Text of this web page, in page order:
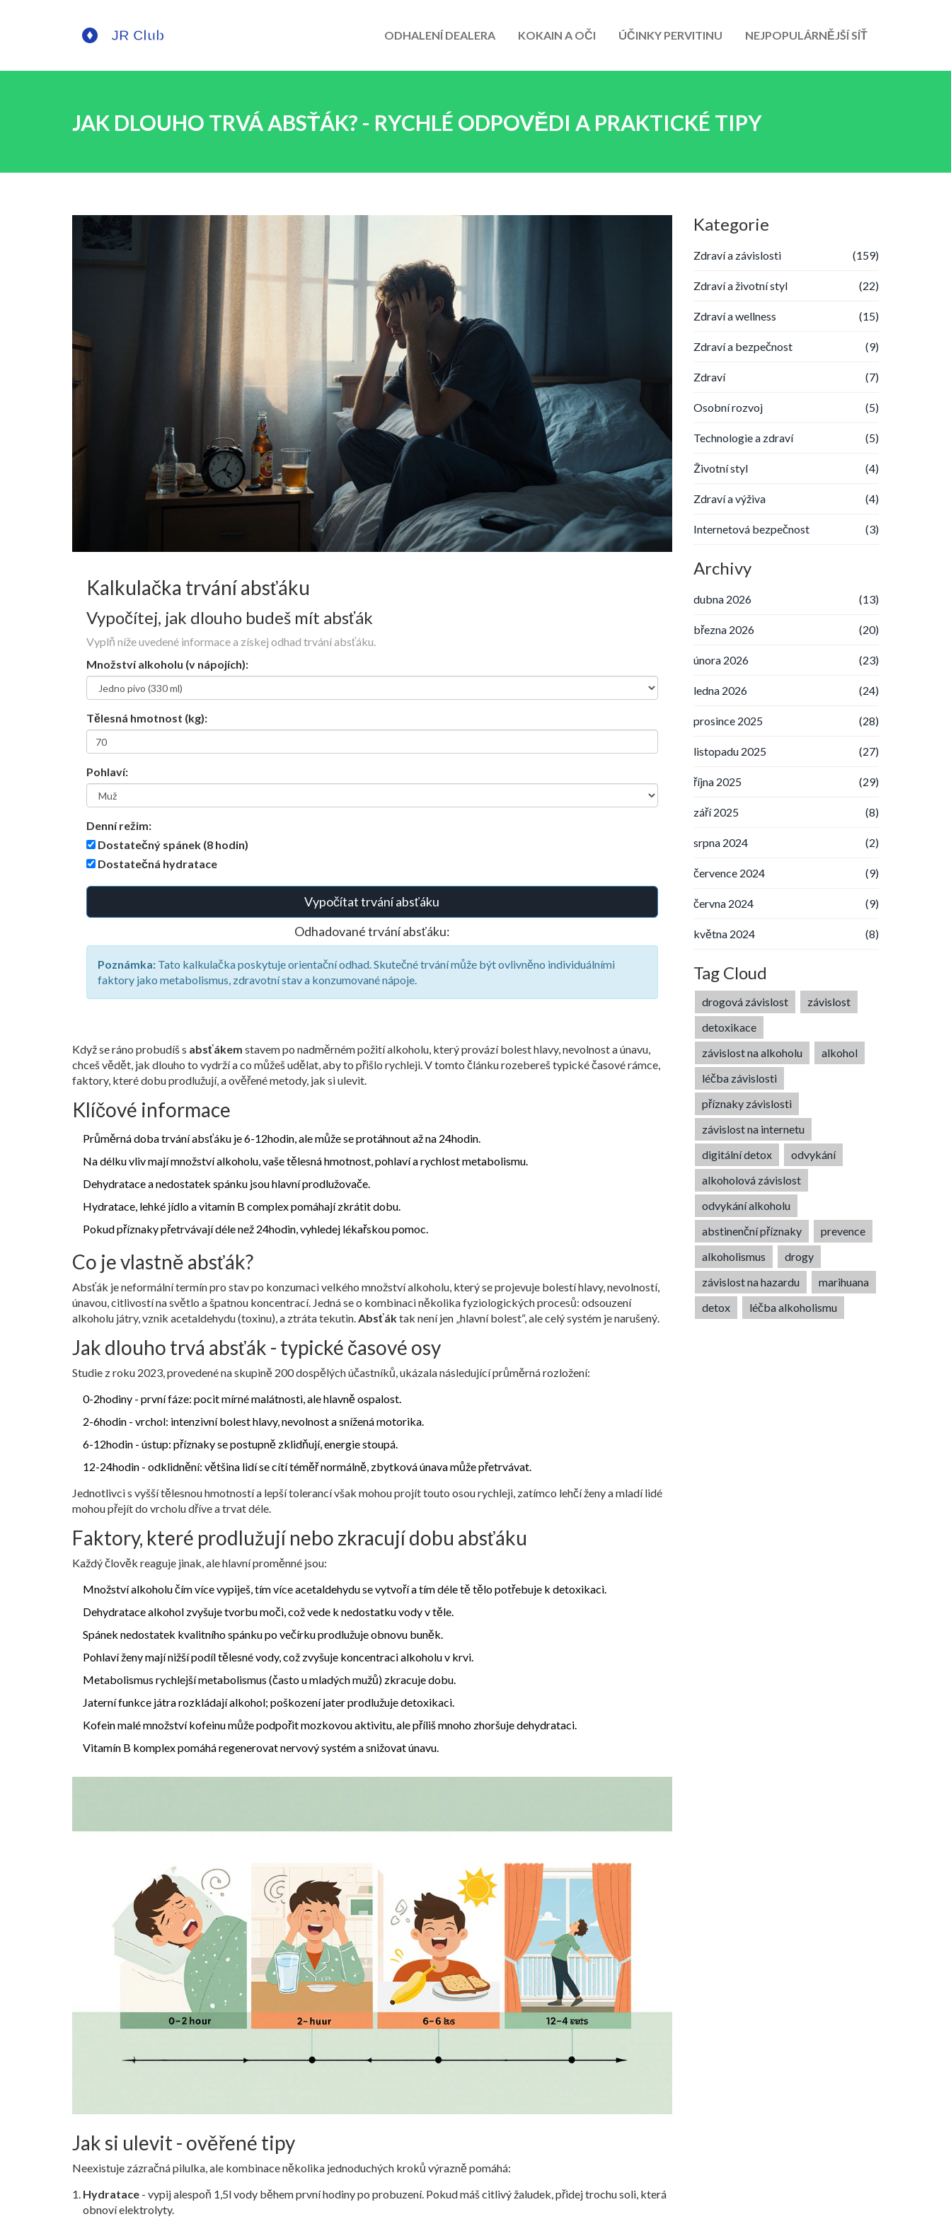
ODHALENÍ DEALERA KOKAIN A OČI ÚČINKY PERVITINU NEJPOPULÁRNĚJŠÍ SÍŤ
JAK DLOUHO TRVÁ ABSŤÁK? - RYCHLÉ ODPOVĚDI A PRAKTICKÉ TIPY
Kalkulačka trvání absťáku
Vypočítej, jak dlouho budeš mít absťák
Vyplň níže uvedené informace a získej odhad trvání absťáku.
Množství alkoholu (v nápojích):
Tělesná hmotnost (kg):
Pohlaví:
Denní režim:
Dostatečný spánek (8 hodin)
Dostatečná hydratace
Vypočítat trvání absťáku
Odhadované trvání absťáku:
Poznámka: Tato kalkulačka poskytuje orientační odhad. Skutečné trvání může být ovlivněno individuálními
faktory jako metabolismus, zdravotní stav a konzumované nápoje.
Když se ráno probudíš s absťákem stavem po nadměrném požití alkoholu, který provází bolest hlavy, nevolnost a únavu,
chceš vědět, jak dlouho to vydrží a co můžeš udělat, aby to přišlo rychleji. V tomto článku rozebereš typické časové rámce,
faktory, které dobu prodlužují, a ověřené metody, jak si ulevit.
Klíčové informace
Průměrná doba trvání absťáku je 6-12hodin, ale může se protáhnout až na 24hodin.
Na délku vliv mají množstvíalkoholu, vaše tělesná hmotnost, pohlaví a rychlost metabolismu.
Dehydratace a nedostatek spánku jsou hlavní prodlužovače.
Hydratace, lehké jídlo a vitamín B complex pomáhají zkrátit dobu.
Pokud příznaky přetrvávají déle než 24hodin, vyhledej lékařskou pomoc.
Co je vlastně absťák?
Absťák je neformální termín pro stav po konzumaci velkého množství alkoholu, který se projevuje bolestí hlavy, nevolností,
únavou, citlivostí na světlo a špatnou koncentrací. Jedná se o kombinaci několika fyziologických procesů: odsouzení
alkoholu játry, vznik acetaldehydu (toxinu), a ztráta tekutin.Absťáktak není jen „hlavní bolest“, ale celý systém je narušený.
Jak dlouho trvá absťák - typické časové osy
Studie z roku 2023, provedené na skupině 200 dospělých účastníků, ukázala následující průměrná rozložení:
0-2hodiny - první fáze: pocit mírné malátnosti, ale hlavně ospalost.
2-6hodin - vrchol: intenzivní bolest hlavy, nevolnost a snížená motorika.
6-12hodin - ústup: příznaky se postupně zklidňují, energie stoupá.
12-24hodin - odklidnění: většina lidí se cítí téměř normálně, zbytková únava může přetrvávat.
Jednotlivci s vyšší tělesnou hmotností a lepší tolerancí však mohou projít touto osou rychleji, zatímco lehčí ženy a mladí lidé
mohou přejít do vrcholu dříve a trvat déle.
Faktory, které prodlužují nebo zkracují dobu absťáku
Každý člověk reaguje jinak, ale hlavní proměnné jsou:
Množství alkoholučím více vypiješ, tím více acetaldehydu se vytvoří a tím déle tě tělo potřebuje k detoxikaci.
Dehydratacealkohol zvyšuje tvorbu moči, což vede k nedostatku vody v těle.
Spánek nedostatek kvalitního spánku po večírku prodlužuje obnovu buněk.
Pohlavíženy mají nižší podíl tělesné vody, což zvyšuje koncentraci alkoholu v krvi.
Metabolismus rychlejší metabolismus (často u mladých mužů) zkracuje dobu.
Jaterní funkce játra rozkládají alkohol; poškození jater prodlužuje detoxikaci.
Kofeinmalé množství kofeinu může podpořit mozkovou aktivitu, ale příliš mnoho zhoršuje dehydrataci.
Vitamín B komplexpomáhá regenerovat nervový systém a snižovat únavu.
Jak si ulevit - ověřené tipy
Neexistuje zázračná pilulka, ale kombinace několika jednoduchých kroků výrazně pomáhá:
Hydratace - vypij alespoň 1,5l vody během první hodiny po probuzení. Pokud máš citlivý žaludek, přidej trochu soli, která
obnoví elektrolyty.
Kategorie
Zdraví a závislosti (159)
Zdraví a životní styl (22)
Zdraví a wellness (15)
Zdraví a bezpečnost (9)
Zdraví (7)
Osobní rozvoj (5)
Technologie a zdraví (5)
Životní styl (4)
Zdraví a výživa (4)
Internetová bezpečnost (3)
Archivy
dubna 2026 (13)
března 2026 (20)
února 2026 (23)
ledna 2026 (24)
prosince 2025 (28)
listopadu 2025 (27)
října 2025 (29)
září 2025 (8)
srpna 2024 (2)
července 2024 (9)
června 2024 (9)
května 2024 (8)
Tag Cloud
drogová závislost
závislost
detoxikace
závislost na alkoholu
alkohol
léčba závislosti
příznaky závislosti
závislost na internetu
digitální detox
odvykání
alkoholová závislost
odvykání alkoholu
abstinenční příznaky
prevence
alkoholismus
drogy
závislost na hazardu
marihuana
detox
léčba alkoholismu